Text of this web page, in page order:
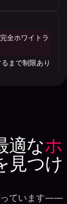
全ホワイトラ
まで制限あり
適なホ
見つけ
っています——